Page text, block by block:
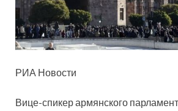
РИА Новости
Вице-спикер армянского